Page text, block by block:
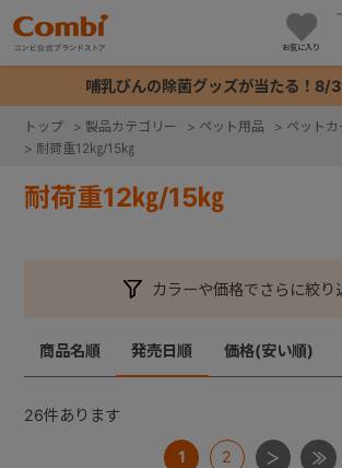
お気に入り
哺乳びんの除菌グッズが当たる！8/
トップ > 製品カテゴリー > ペット用品 > ペットカ
> 耐荷重12㎏/15㎏
耐荷重12㎏/15㎏
カラーや価格でさらに絞り
商品名順 発売日順 価格(安い順)
26件あります
1 2